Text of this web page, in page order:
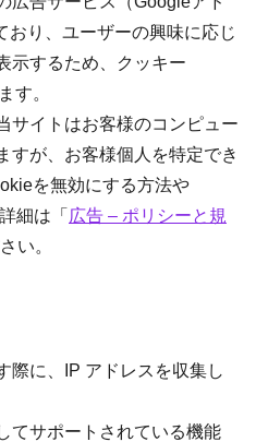
おり、ユーザーの興味に応じ
示するため、クッキー
す。
サイトはお客様のコンピュー
すが、お客様個人を特定でき
を無効にする方法や
細は「 広告 – ポリシーと規
い。
際に、IP アドレスを収集し
てサポートされている機能